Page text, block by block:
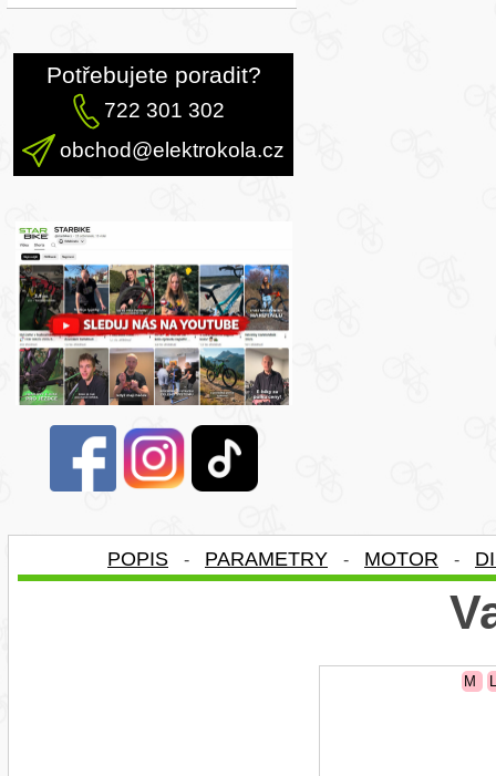
Potřebujete poradit?
722 301 302
obchod@elektrokola.cz
POPIS - PARAMETRY - MOTOR -
M